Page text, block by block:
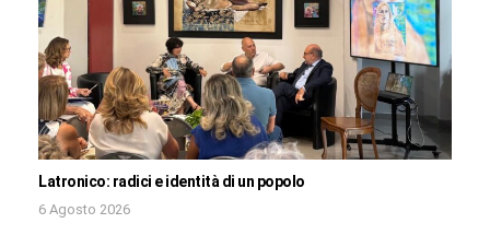
Latronico: radici e identità di un popolo
6 Agosto 2026